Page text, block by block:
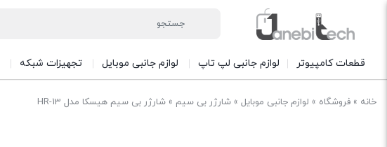
قطعات کامپیوتر لوازم جانبی لپ تاپ لوازم جانبی موبایل تجهیزات شبکه
خانه » فروشگاه » لوازم جانبی موبایل » شارژر بی سیم » شارژر بی سیم هیسکا مدل HR-13